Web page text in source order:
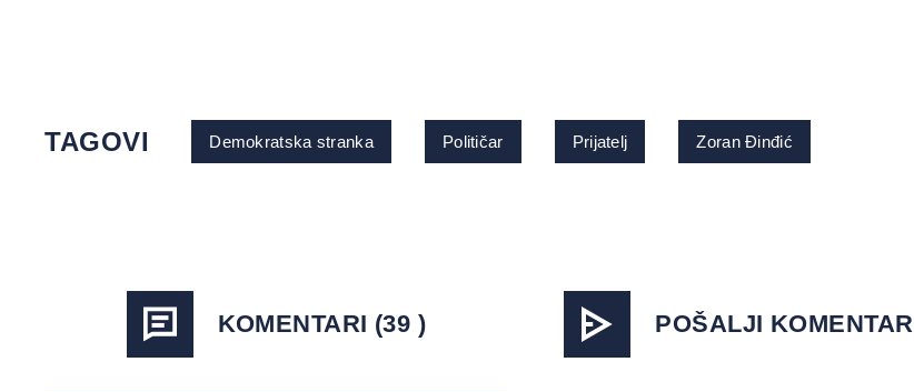
TAGOVI Demokratska stranka Političar Prijatelj Zoran Đinđić
KOMENTARI (39 ) POŠALJI KOMENTAR